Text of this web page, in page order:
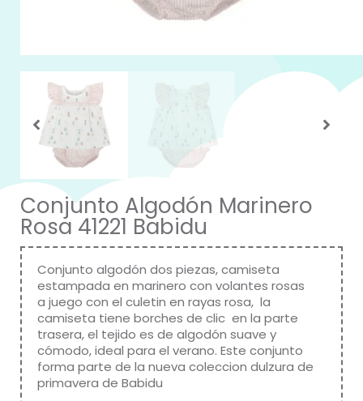
Conjunto Algodón Marinero
Rosa 41221 Babidu
Conjunto algodón dos piezas, camiseta
estampada en marinero con volantes rosas
a juego con el culetin en rayas rosa, la
camiseta tiene borches de clic en la parte
trasera, el tejido es de algodón suave y
cómodo, ideal para el verano. Este conjunto
forma parte de la nueva coleccion dulzura de
primavera de Babidu